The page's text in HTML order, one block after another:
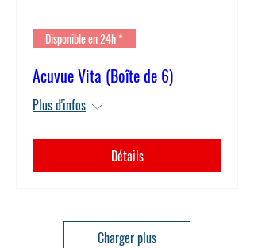
Disponible en 24h *
Acuvue Vita (Boîte de 6)
Plus d'infos
Détails
Charger plus